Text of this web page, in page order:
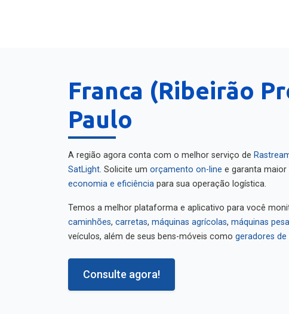
Franca (Ribeirão
Paulo
A região agora conta com o melhor serviço de
SatLight . Solicite um orçamento on-line
e garanta maior
economia e eficiência
para sua operação logística.
Temos a melhor plataforma e aplicativo para você
caminhões
carretas máquinas agrícolas máquinas
veículos, além de seus bens-móveis como
geradores de
Consulte agora!